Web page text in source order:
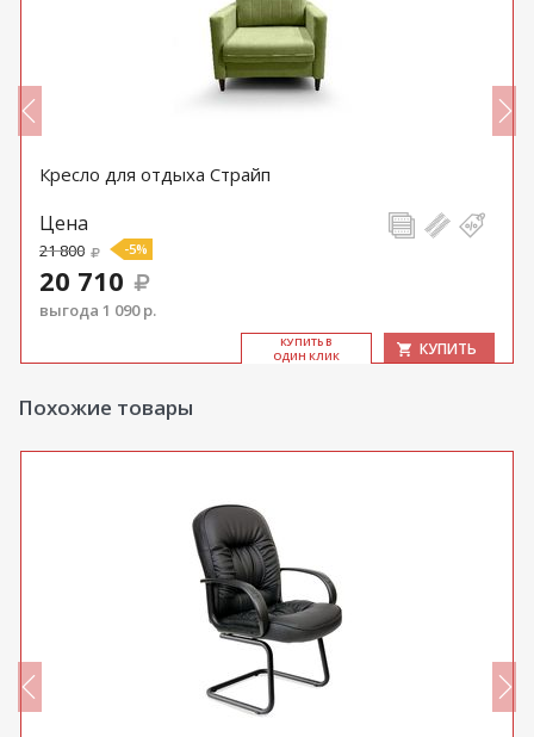
Кресло для отдыха Страйп
Цена
21 800 -5%
20 710
выгода 1 090 р.
КУ­ПИТЬ В
ОДИН КЛИК
КУПИТЬ
Похожие товары